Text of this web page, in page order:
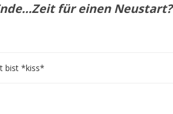
für einen Neustart?
bist *kiss*